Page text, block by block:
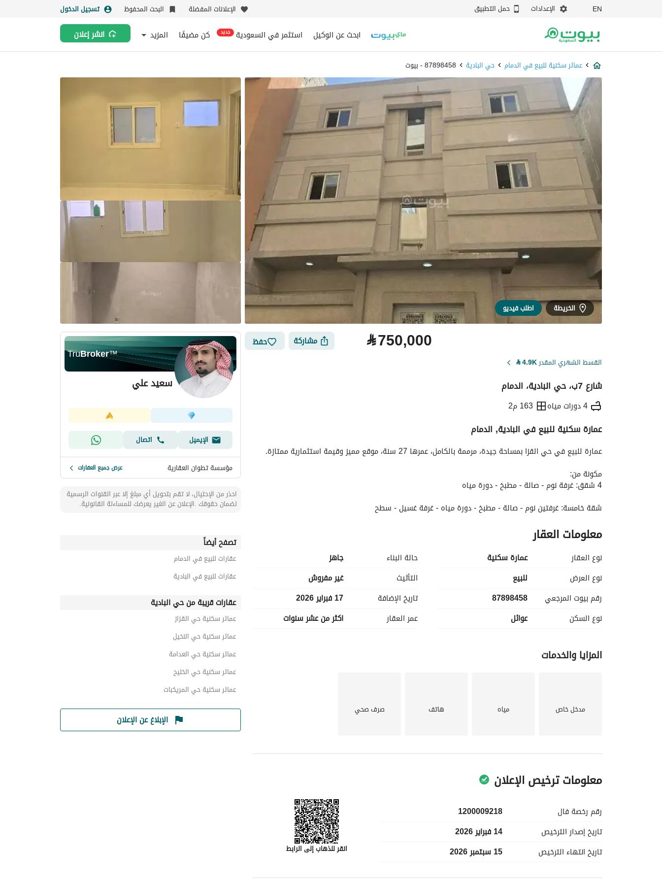
EN الإعدادات حمل التطبيق الإعلانات المفضلة البحث المحفوظ تسجيل الدخول
ابحث عن الوكيل استثمر في السعودية جديد كن مضيفًا المزيد انشر إعلان
عمائر سكنية للبيع في الدمام حي البادية 87898458 - بيوت
الخريطة اطلب فيديو
⃁750,000 مشاركة حفظ
القسط الشهري المقدر4.9K
⃁
شارع 7ب، حي البادية، الدمام
4 دورات مياه 163 م2
معلومات ترخيص الإعلان
عمارة سكنية للبيع في البادية, الدمام
عمارة للبيع في حي القزا بمساحة جيدة، مرممة بالكامل، عمرها 27 سنة، موقع مميز وقيمة استثمارية ممتازة.
مكونة من:
4 شقق: غرفة نوم - صالة - مطبخ - دورة مياه
شقة خامسة: غرفتين نوم - صالة - مطبخ - دورة مياه - غرفة غسيل - سطح
المميزات:
مرممة بالكامل - مناسبة للسكن أو الاستثمار - عمارة قديمة مع صيانة وتجديد كامل
معلومات العقار
نوع العقار
عمارة سكنية
نوع العرض
للبيع
رقم بيوت المرجعي
87898458
نوع السكن
عوائل
حالة البناء
جاهز
التأثيث
غير مفروش
تاريخ الإضافة
17 فبراير 2026
عمر العقار
اكثر من عشر سنوات
المزايا والخدمات
مدخل خاص مياه هاتف صرف صحي
معلومات ترخيص الإعلان
رقم رخصة فال
1200009218
تاريخ إصدار الترخيص
14 فبراير 2026
تاريخ انتهاء الترخيص 15 سبتمبر 2026 انقر للذهاب إلى الرابط
TruBroker™
سعيد علي
الإيميل اتصال
مؤسسة تطوان العقارية عرض جميع العقارات
احذر من الإحتيال، لا تقم بتحويل أي مبلغ إلا عبر القنوات الرسمية
لضمان حقوقك .الإعلان عن الغير يعرضك للمساءلة القانونية.
تصفح أيضاً
عقارات للبيع في الدمام
عقارات للبيع في البادية
عقارات قريبة من حي البادية
عمائر سكنية حي القزاز
عمائر سكنية حي النخيل
عمائر سكنية حي العدامة
عمائر سكنية حي الخليح
عمائر سكنية حي المريكبات
الإبلاغ عن الإعلان